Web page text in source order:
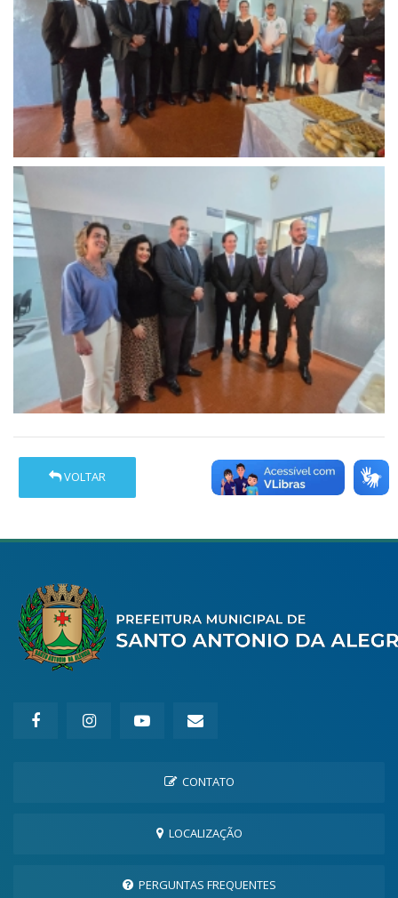
VOLTAR
CONTATO
LOCALIZAÇÃO
PERGUNTAS FREQUENTES